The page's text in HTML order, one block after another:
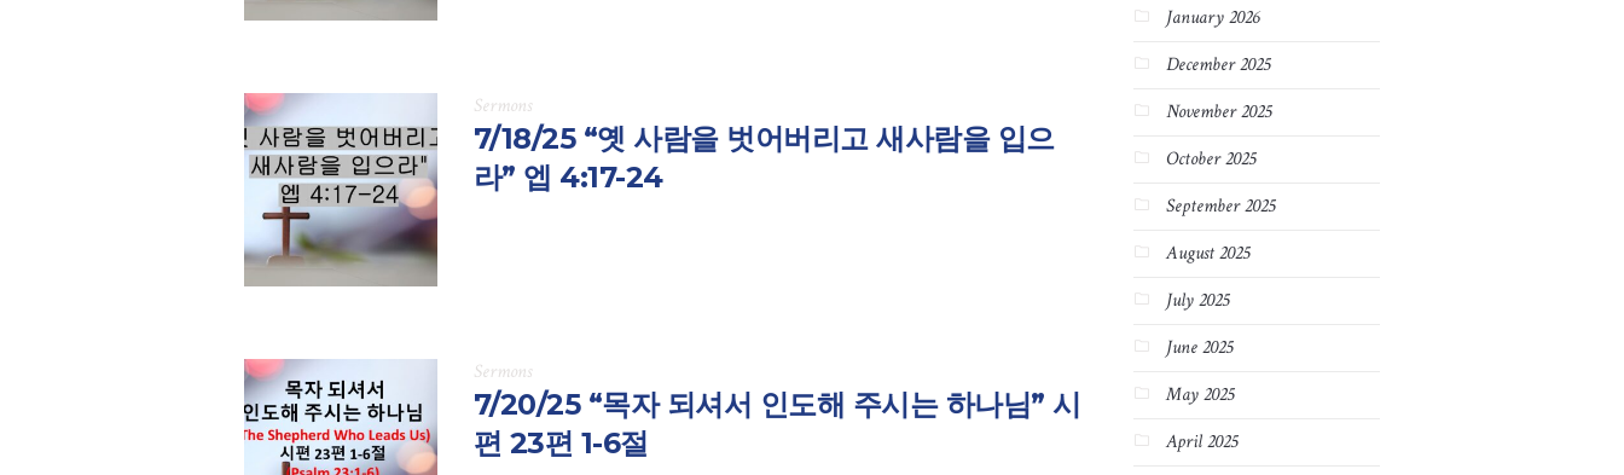
Sermons
7/18/25 “옛 사람을 벗어버리고 새사람을 입으
라” 엡 4:17-24
Sermons
7/20/25 “목자 되셔서​ 인도해 주시는 하나님” 시
편 23편 1-6절
January 2026
December 2025
November 2025
October 2025
September 2025
August 2025
July 2025
June 2025
May 2025
April 2025